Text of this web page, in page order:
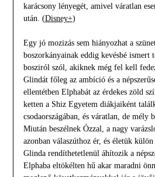
karácsony lényegét, amivel váratlan
után. (Disney+)
Egy jó mozizás sem hiányozhat a
boszorkányainak eddig kevésbé ismert
bosziról szól, akiknek még fel kell
Glindát főleg az ambíció és a
ellentétben Elphabát az érdekes zöld
ketten a Shiz Egyetem diákjaiként
csodaországában, és váratlan, de mély
Miután beszélnek Ózzal, a nagy
azonban válaszúthoz ér, és életük
Glinda rendíthetetlenül áhítozik a
Elphaba eltökélten hű akar maradni